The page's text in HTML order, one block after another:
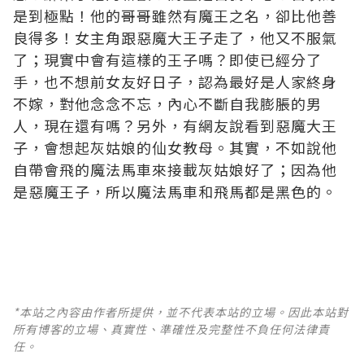
是到極點！他的哥哥雖然有魔王之名，卻比他善
良得多！女主角跟惡魔大王子走了，他又不服氣
了；現實中會有這樣的王子嗎？即使已經分了
手，也不想前女友好日子，認為最好是人家終身
不嫁，對他念念不忘，內心不斷自我膨脹的男
人，現在還有嗎？另外，有網友說看到惡魔大王
子，會想起灰姑娘的仙女教母。其實，不如說他
自帶會飛的魔法馬車來接載灰姑娘好了；因為他
是惡魔王子，所以魔法馬車和飛馬都是黑色的。
*本站之內容由作者所提供，並不代表本站的立場。因此本站對
所有博客的立場、真實性、準確性及完整性不負任何法律責
任。